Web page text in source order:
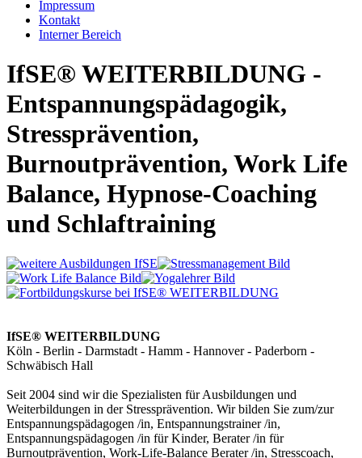
Impressum
Kontakt
Interner Bereich
IfSE® WEITERBILDUNG -
Entspannungspädagogik,
Stressprävention,
Burnoutprävention, Work Life
Balance, Hypnose-Coaching
und Schlaftraining
IfSE® WEITERBILDUNG
Köln - Berlin - Darmstadt - Hamm - Hannover - Paderborn -
Schwäbisch Hall
Seit 2004 sind wir die Spezialisten für Ausbildungen und
Weiterbildungen in der Stressprävention. Wir bilden Sie zum/zur
Entspannungspädagogen /in, Entspannungstrainer /in,
Entspannungspädagogen /in für Kinder, Berater /in für
Burnoutprävention, Work-Life-Balance Berater /in, Stresscoach,